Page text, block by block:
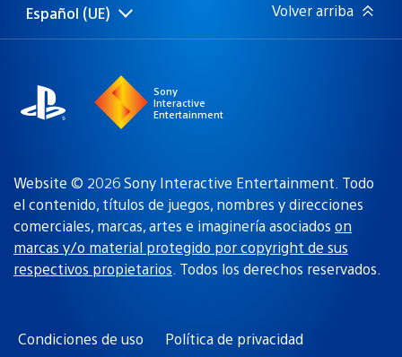
Selecciona
una
Región
actual:
Español (UE) Volver arriba
Sony
Interactive
Entertainment
Website © 2026 Sony Interactive Entertainment. Todo
el contenido, títulos de juegos, nombres y direcciones
comerciales, marcas, artes e imaginería asociados on
marcas y/o material protegido por copyright de sus
respectivos propietarios. Todos los derechos reservados.
Condiciones de uso Política de privacidad